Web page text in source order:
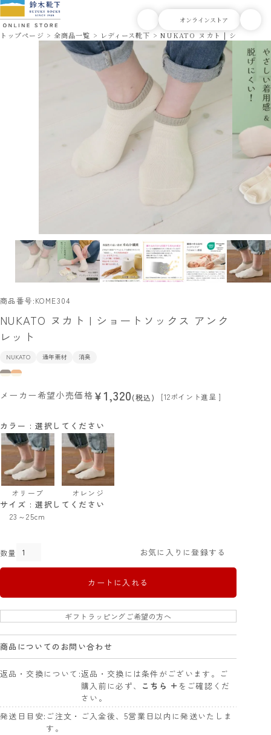
トップページ 全商品一覧 レディース靴下 NUKATO ヌカト | ショートソ
商品番号 KOME304
NUKATO ヌカト | ショートソックス アンク
レット
NUKATO 通年素材 消臭
メーカー希望小売価格 ¥1,320 税込 [12ポイント進呈 ]
サイズ 選択してください
23～25cm
カラー 選択してください
オリーブ オレンジ
お気に入りに登録する
カートに入れる
ギフトラッピングご希望の方へ
商品についてのお問い合わせ
返品・交換について 返品・交換には条件がございます。ご
購入前に必ず、 こちら + をご確認くだ
さい。
発送日目安 ご注文・ご入金後、5営業日以内に発送いたしま
す。